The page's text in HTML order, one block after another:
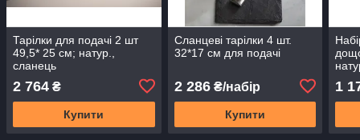
Тарілки для подачі 2 шт
49,5* 25 см; натур.,
сланець
2 764 ₴
Купити
Сланцеві тарілки 4 шт.
32*17 см для подачі
2 286₴/набір
Купити
1